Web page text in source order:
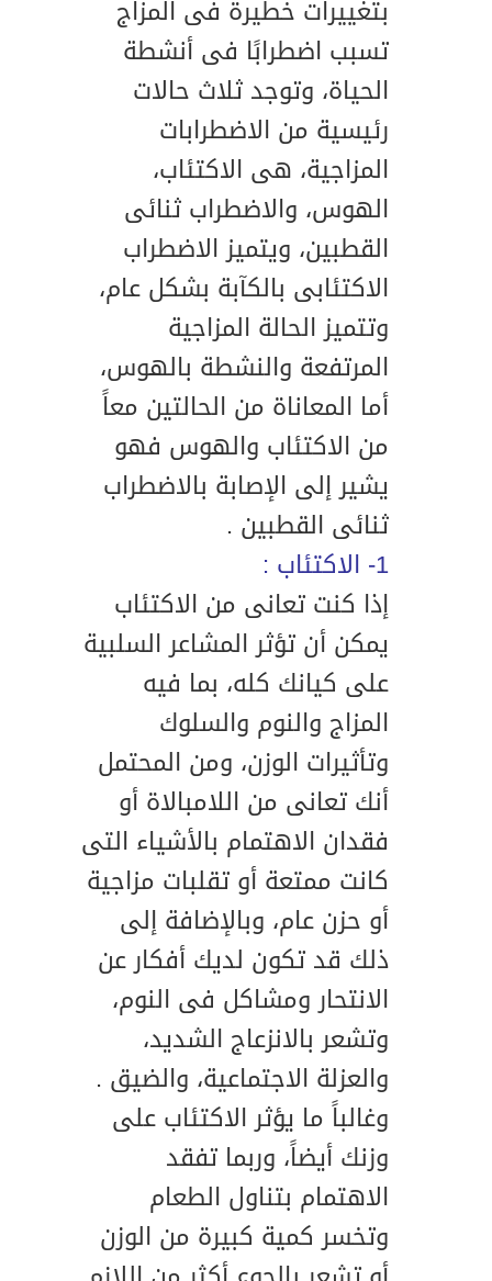
بتغييرات خطيرة فى المزاج
تسبب اضطرابًا فى أنشطة
الحياة، وتوجد ثلاث حالات
رئيسية من الاضطرابات
المزاجية، هى الاكتئاب،
الهوس، والاضطراب ثنائى
القطبين، ويتميز الاضطراب
الاكتئابى بالكآبة بشكل عام،
وتتميز الحالة المزاجية
المرتفعة والنشطة بالهوس،
أما المعاناة من الحالتين معاً
من الاكتئاب والهوس فهو
يشير إلى الإصابة بالاضطراب
ثنائى القطبين .
1- الاكتئاب :
إذا كنت تعانى من الاكتئاب
يمكن أن تؤثر المشاعر السلبية
على كيانك كله، بما فيه
المزاج والنوم والسلوك
وتأثيرات الوزن، ومن المحتمل
أنك تعانى من اللامبالاة أو
فقدان الاهتمام بالأشياء التى
كانت ممتعة أو تقلبات مزاجية
أو حزن عام، وبالإضافة إلى
ذلك قد تكون لديك أفكار عن
الانتحار ومشاكل فى النوم،
وتشعر بالانزعاج الشديد،
والعزلة الاجتماعية، والضيق .
وغالباً ما يؤثر الاكتئاب على
وزنك أيضاً، وربما تفقد
الاهتمام بتناول الطعام
وتخسر كمية كبيرة من الوزن